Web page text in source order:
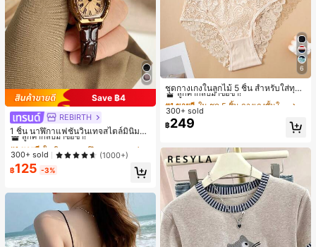
Save ฿4
REBIRTH
1 ชิ้น นาฬิกาแฟชั่นวินเทจสไตล์มินิมอล
เลขโรมันสำหรับผู้หญิง เหมาะสำหรับก
ารตกแต่งประจำวัน
#1 ขายดี
ลูกค้ากลับมาซื้อซ้ำ!
#1 ขายดี
ลูกค้ากลับมาซื้อซ้ำ!
#1 ขายดี
ลูกค้ากลับมาซื้อซ้ำ!
#1 ขายดี
300+ sold (1000+)
฿125 -3%
6
ชุดกางเกงในลูกไม้ 5 ชิ้น สำหรับใส่ทุกวั
น
#1 ขายดี
ลูกค้ากลับมาซื้อซ้ำ!
#1 ขายดี
ลูกค้ากลับมาซื้อซ้ำ!
#1 ขายดี
ลูกค้ากลับมาซื้อซ้ำ!
#1 ขายดี
300+ sold
฿249